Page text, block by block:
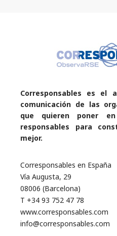
Corresponsables es el
comunicación de las
que quieren poner
responsables para
mejor.
Corresponsables en España
Vía Augusta, 29
08006 (Barcelona)
T +34 93 752 47 78
www.corresponsables.com
info@corresponsables.com